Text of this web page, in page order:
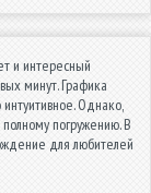
и интересный
минут. Графика
Однако,
погружению. В
для любителей